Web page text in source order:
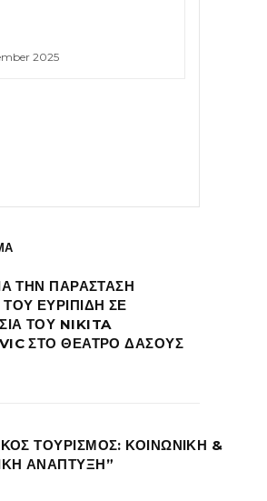
2025
ΤΗΝ ΠΑΡΑΣΤΑΣΗ
ΕΥΡΙΠΙΔΗ ΣΕ
ΤΟΥ NIKITA
ΣΤΟ ΘΕΑΤΡΟ ΔΑΣΟΥΣ
ΤΟΥΡΙΣΜΟΣ: ΚΟΙΝΩΝΙΚΗ &
ΑΝΑΠΤΥΞΗ”